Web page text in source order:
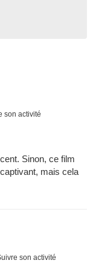
son activité
Sinon, ce film
mais cela
son activité